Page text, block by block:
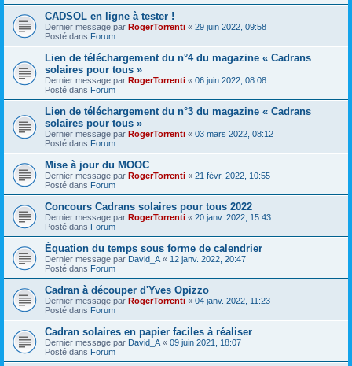
CADSOL en ligne à tester !
Dernier message par RogerTorrenti « 29 juin 2022, 09:58
Posté dans Forum
Lien de téléchargement du n°4 du magazine « Cadrans
solaires pour tous »
Dernier message par RogerTorrenti « 06 juin 2022, 08:08
Posté dans Forum
Lien de téléchargement du n°3 du magazine « Cadrans
solaires pour tous »
Dernier message par RogerTorrenti « 03 mars 2022, 08:12
Posté dans Forum
Mise à jour du MOOC
Dernier message par RogerTorrenti « 21 févr. 2022, 10:55
Posté dans Forum
Concours Cadrans solaires pour tous 2022
Dernier message par RogerTorrenti « 20 janv. 2022, 15:43
Posté dans Forum
Équation du temps sous forme de calendrier
Dernier message par David_A « 12 janv. 2022, 20:47
Posté dans Forum
Cadran à découper d'Yves Opizzo
Dernier message par RogerTorrenti « 04 janv. 2022, 11:23
Posté dans Forum
Cadran solaires en papier faciles à réaliser
Dernier message par David_A « 09 juin 2021, 18:07
Posté dans Forum